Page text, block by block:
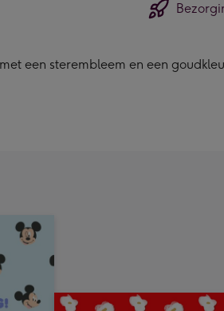
een sterembleem en een